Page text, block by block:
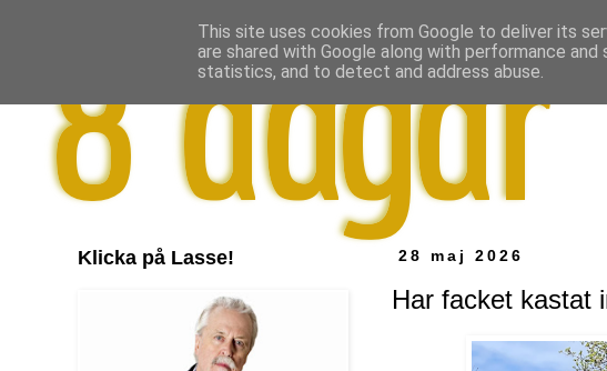
28 maj 2026
Har facket kastat
Klicka på Lasse!
This site uses cookies from Google to deliver its
are shared with Google along with performance
statistics, and to detect and address abuse.